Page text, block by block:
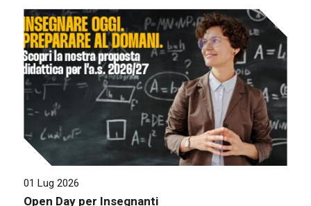
01 Lug 2026
Open Day per Insegnanti